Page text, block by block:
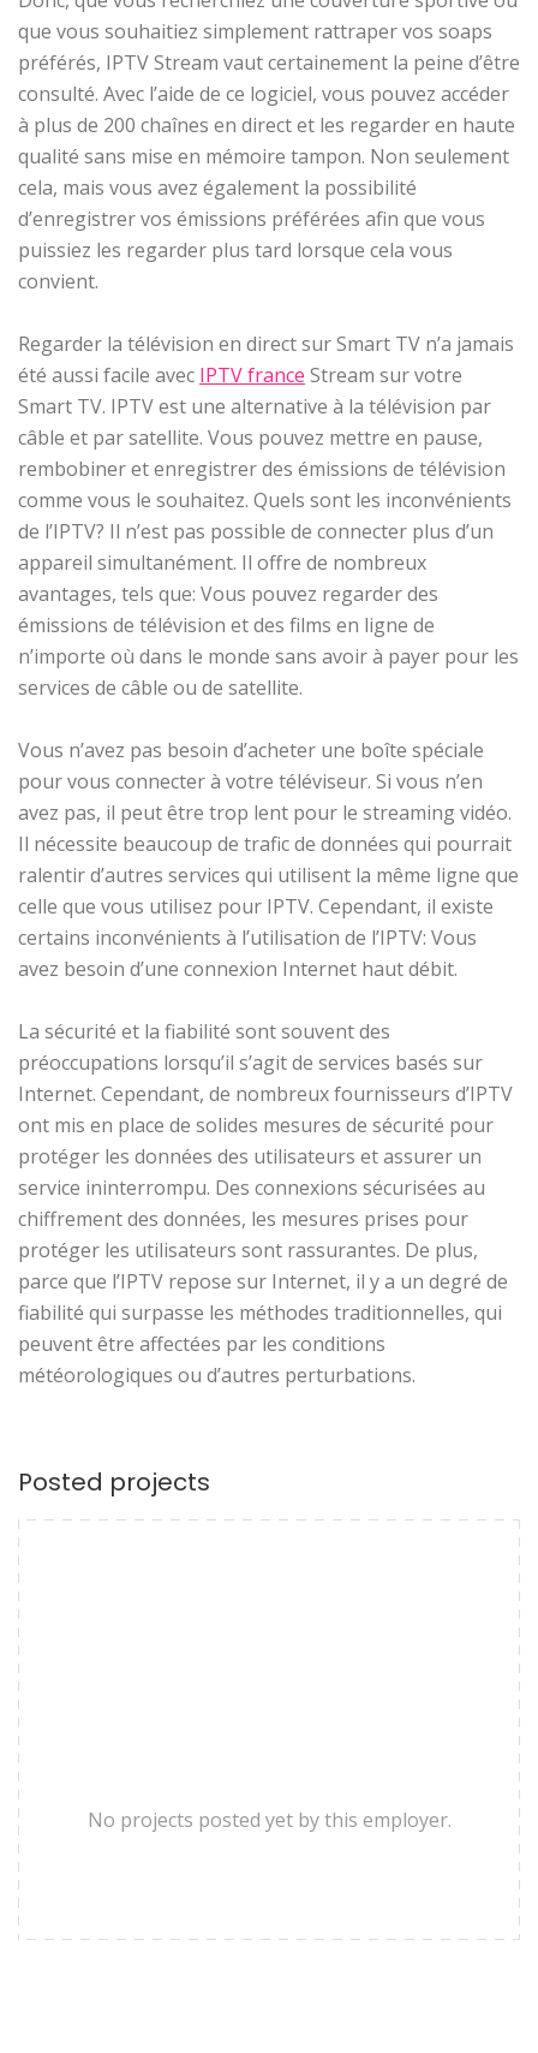
que vous souhaitiez simplement rattraper vos soaps
préférés, IPTV Stream vaut certainement la peine d’être
consulté. Avec l’aide de ce logiciel, vous pouvez accéder
à plus de 200 chaînes en direct et les regarder en haute
qualité sans mise en mémoire tampon. Non seulement
cela, mais vous avez également la possibilité
d’enregistrer vos émissions préférées afin que vous
puissiez les regarder plus tard lorsque cela vous
convient.
Regarder la télévision en direct sur Smart TV n’a jamais
été aussi facile avec IPTV france Stream sur votre
Smart TV. IPTV est une alternative à la télévision par
câble et par satellite. Vous pouvez mettre en pause,
rembobiner et enregistrer des émissions de télévision
comme vous le souhaitez. Quels sont les inconvénients
de l’IPTV? Il n’est pas possible de connecter plus d’un
appareil simultanément. Il offre de nombreux
avantages, tels que: Vous pouvez regarder des
émissions de télévision et des films en ligne de
n’importe où dans le monde sans avoir à payer pour les
services de câble ou de satellite.
Vous n’avez pas besoin d’acheter une boîte spéciale
pour vous connecter à votre téléviseur. Si vous n’en
avez pas, il peut être trop lent pour le streaming vidéo.
Il nécessite beaucoup de trafic de données qui pourrait
ralentir d’autres services qui utilisent la même ligne que
celle que vous utilisez pour IPTV. Cependant, il existe
certains inconvénients à l’utilisation de l’IPTV: Vous
avez besoin d’une connexion Internet haut débit.
La sécurité et la fiabilité sont souvent des
préoccupations lorsqu’il s’agit de services basés sur
Internet. Cependant, de nombreux fournisseurs d’IPTV
ont mis en place de solides mesures de sécurité pour
protéger les données des utilisateurs et assurer un
service ininterrompu. Des connexions sécurisées au
chiffrement des données, les mesures prises pour
protéger les utilisateurs sont rassurantes. De plus,
parce que l’IPTV repose sur Internet, il y a un degré de
fiabilité qui surpasse les méthodes traditionnelles, qui
peuvent être affectées par les conditions
météorologiques ou d’autres perturbations.
Posted projects
No projects posted yet by this employer.